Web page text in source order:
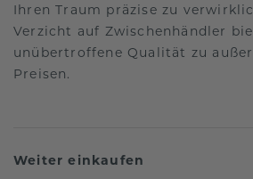
Ihren Traum präzise zu
Verzicht auf Zwischenhändler
unübertroffene Qualität zu
Preisen.
Weiter einkaufen